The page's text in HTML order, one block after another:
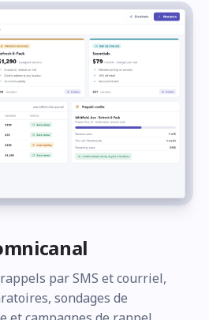
par SMS et courriel,
sondages de